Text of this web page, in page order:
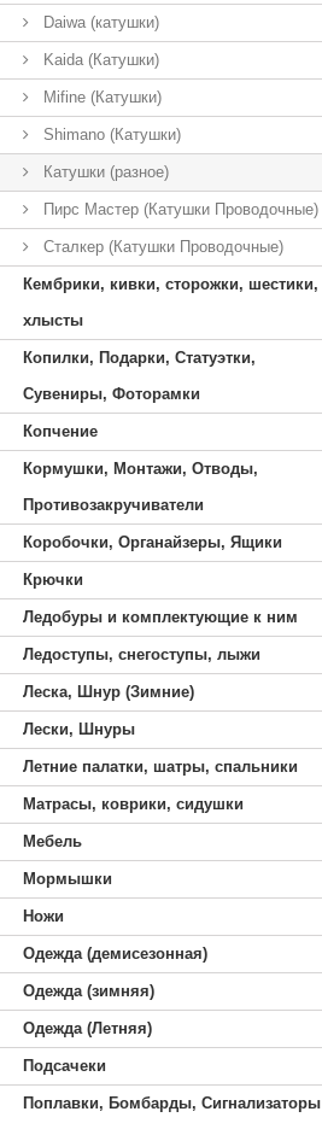
Daiwa (катушки)
Kaida (Катушки)
Mifine (Катушки)
Shimano (Катушки)
Катушки (разное)
Пирс Мастер (Катушки Проводочные)
Сталкер (Катушки Проводочные)
Кембрики, кивки, сторожки, шестики,
хлысты
Копилки, Подарки, Статуэтки,
Сувениры, Фоторамки
Копчение
Кормушки, Монтажи, Отводы,
Противозакручиватели
Коробочки, Органайзеры, Ящики
Крючки
Ледобуры и комплектующие к ним
Ледоступы, снегоступы, лыжи
Леска, Шнур (Зимние)
Лески, Шнуры
Летние палатки, шатры, спальники
Матрасы, коврики, сидушки
Мебель
Мормышки
Ножи
Одежда (демисезонная)
Одежда (зимняя)
Одежда (Летняя)
Подсачеки
Поплавки, Бомбарды, Сигнализаторы